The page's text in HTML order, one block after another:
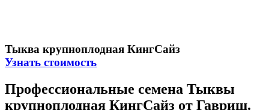
Тыква крупноплодная КингСайз
Узнать стоимость
Профессиональные семена Тыквы
крупноплодная КингСайз от Гавриш.